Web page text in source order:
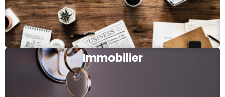
Immobilier